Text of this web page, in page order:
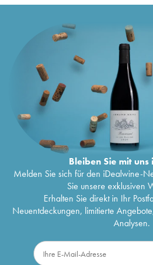
Bleiben Sie mit
Melden Sie sich für den iDealwine-
Sie unsere exklusiven
Erhalten Sie direkt in Ihr
Neuentdeckungen, limitierte
Analysen.